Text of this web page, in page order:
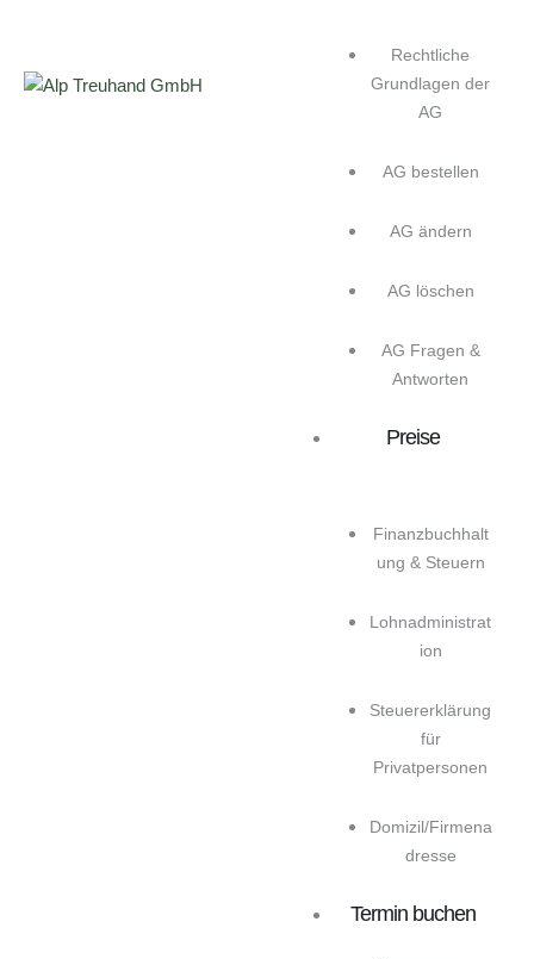
Rechtliche
Grundlagen der
AG
AG bestellen
AG ändern
AG löschen
AG Fragen &
Antworten
Preise
Finanzbuchhalt
ung & Steuern
Lohnadministrat
ion
Steuererklärung
für
Privatpersonen
Domizil/Firmena
dresse
Termin buchen